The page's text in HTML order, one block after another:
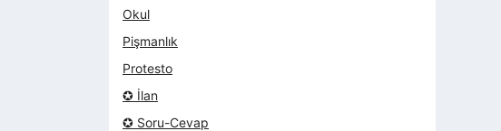
Okul
Pişmanlık
Protesto
✪ İlan
✪ Soru-Cevap